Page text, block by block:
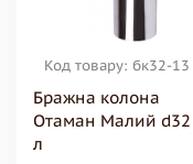
Код товару: бк32-13
Бражна колона
Отаман Малий d32
л